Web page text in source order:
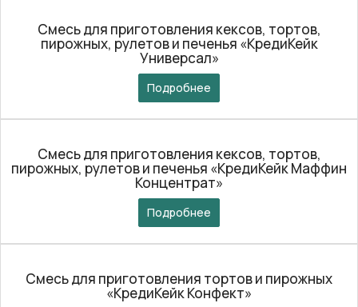
Смесь для приготовления кексов, тортов,
пирожных, рулетов и печенья «КредиКейк
Универсал»
Подробнее
Смесь для приготовления кексов, тортов,
пирожных, рулетов и печенья «КредиКейк Маффин
Концентрат»
Подробнее
Смесь для приготовления тортов и пирожных
«КредиКейк Конфект»